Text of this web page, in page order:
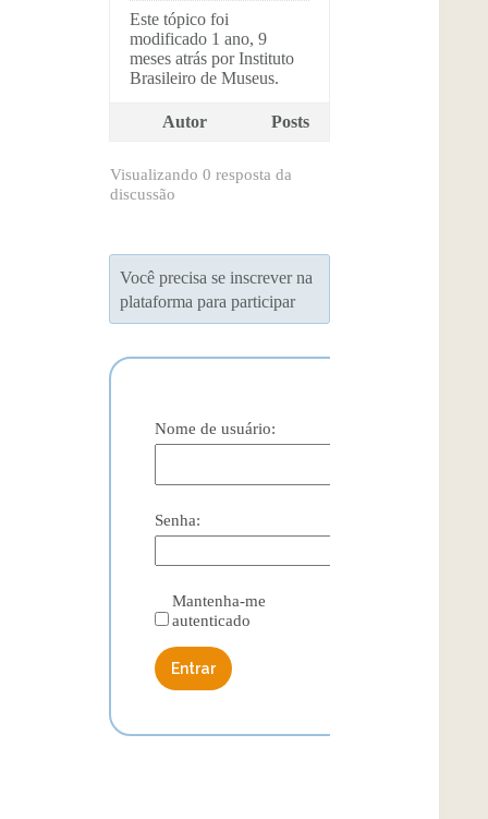
Este tópico foi
modificado 1 ano, 9
meses atrás por Instituto
Brasileiro de Museus.
Autor Posts
Visualizando 0 resposta da
discussão
Você precisa se inscrever na
plataforma para participar
Nome de usuário:
Senha:
Mantenha-me
autenticado
Entrar